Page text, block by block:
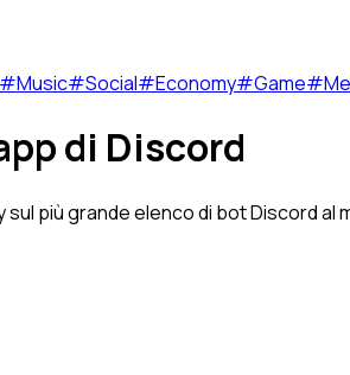
#Music#Social#Economy#Game#
di Discord
sul più grande elenco di bot Discord al